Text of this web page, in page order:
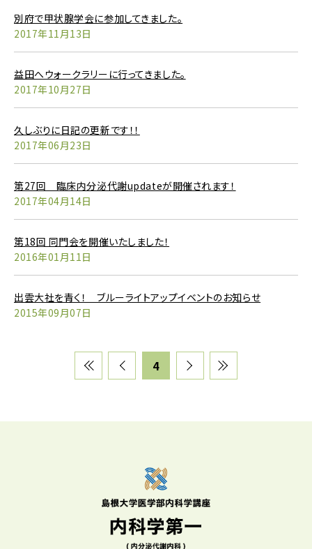
別府で甲状腺学会に参加してきました。
2017年11月13日
益田へウォークラリーに行ってきました。
2017年10月27日
久しぶりに日記の更新です！！
2017年06月23日
第27回 臨床内分泌代謝updateが開催されます！
2017年04月14日
第18回 同門会を開催いたしました！
2016年01月11日
出雲大社を青く！ ブルーライトアップイベントのお知らせ
2015年09月07日
4